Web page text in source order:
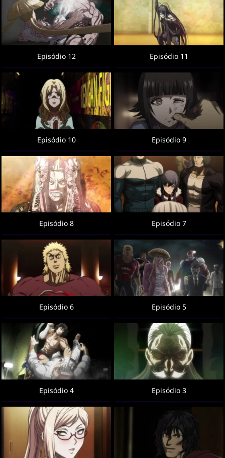
Episódio 12 Episódio 11
Episódio 10 Episódio 9
Episódio 8 Episódio 7
Episódio 6 Episódio 5
Episódio 4 Episódio 3